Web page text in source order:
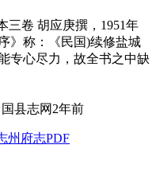
三卷 胡应庚撰，1951年
》称：《民国)续修盐城
专心尽力，故全书之中缺
县志网 2年前